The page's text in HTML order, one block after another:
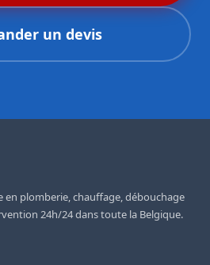
un devis
en plomberie, chauffage, débouchage
24h/24 dans toute la Belgique.